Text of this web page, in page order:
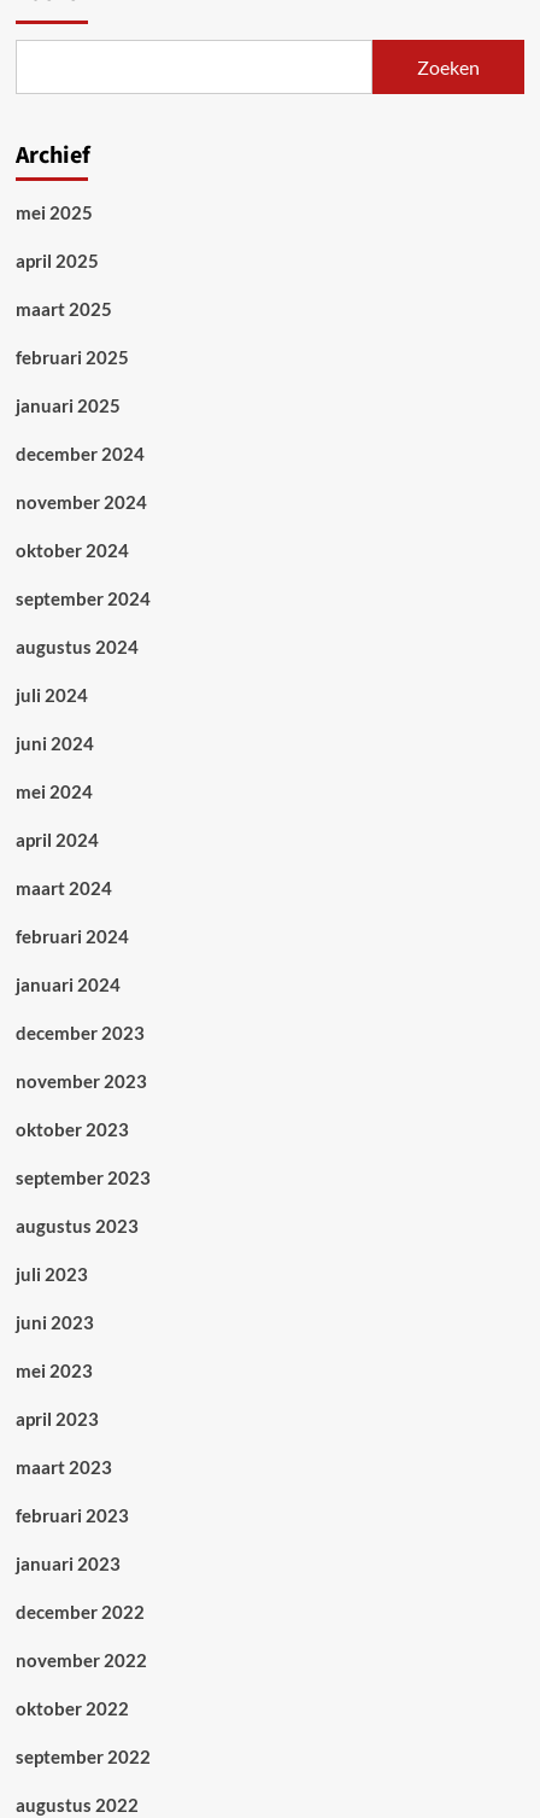
Zoeken
Archief
mei 2025
april 2025
maart 2025
februari 2025
januari 2025
december 2024
november 2024
oktober 2024
september 2024
augustus 2024
juli 2024
juni 2024
mei 2024
april 2024
maart 2024
februari 2024
januari 2024
december 2023
november 2023
oktober 2023
september 2023
augustus 2023
juli 2023
juni 2023
mei 2023
april 2023
maart 2023
februari 2023
januari 2023
december 2022
november 2022
oktober 2022
september 2022
augustus 2022